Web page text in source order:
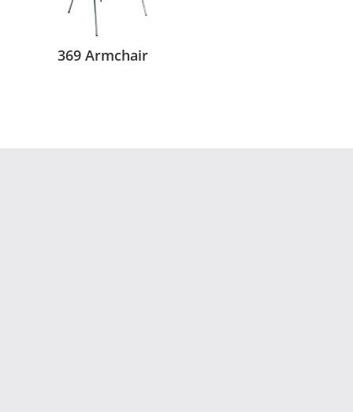
369 Armchair